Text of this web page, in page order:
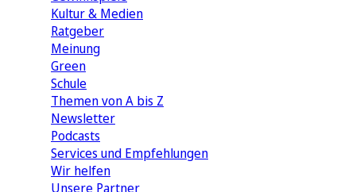
Kultur & Medien
Ratgeber
Meinung
Green
Schule
Themen von A bis Z
Newsletter
Podcasts
Services und Empfehlungen
Wir helfen
Unsere Partner